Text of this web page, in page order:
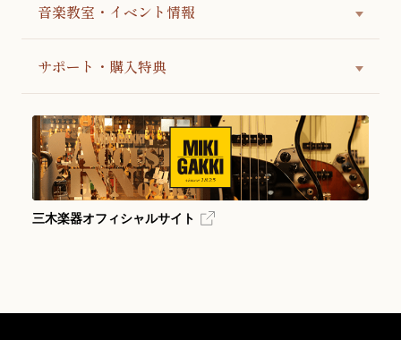
音楽教室・イベント情報
サポート・購入特典
三木楽器オフィシャルサイト